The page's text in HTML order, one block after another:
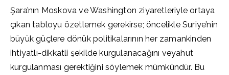
Şara’nın Moskova ve Washington ziyaretleriyle ortaya
çıkan tabloyu özetlemek gerekirse; öncelikle Suriye’nin
büyük güçlere dönük politikalarının her zamankinden
ihtiyatlı-dikkatli şekilde kurgulanacağını veyahut
kurgulanması gerektiğini söylemek mümkündür. Bu